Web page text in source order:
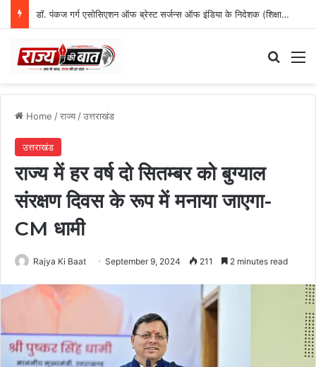
डॉ. पंकज गर्ग एसोसिएशन ऑफ ब्रेस्ट सर्जन्स ऑफ इंडिया के निदेशक (शिक्षा), उत्तर क्षेत्र निर्वाचित
Home /राज्य/उत्तराखंड
उत्तराखंड
राज्य में हर वर्ष दो सितम्बर को बुग्याल
संरक्षण दिवस के रूप में मनाया जाएगा-
CM धामी
Rajya Ki Baat September 9, 2024 211 2 minutes read